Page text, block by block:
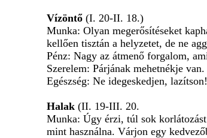
Vízöntő (I. 20-II. 18.)
Munka: Olyan megerősítéseket
kellően tisztán a helyzetet, de ne
Pénz: Nagy az átmenő forgalom,
Szerelem: Párjának mehetnékje
Egészség: Ne idegeskedjen, lazítson!
Halak (II. 19-III. 20.
Munka: Úgy érzi, túl sok
mint használna. Várjon egy